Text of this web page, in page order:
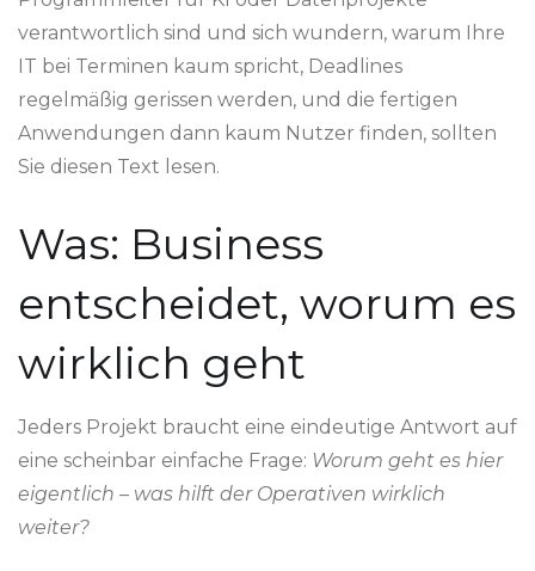
verantwortlich sind und sich wundern, warum Ihre
IT bei Terminen kaum spricht, Deadlines
regelmäßig gerissen werden, und die fertigen
Anwendungen dann kaum Nutzer finden, sollten
Sie diesen Text lesen.
Was: Business
entscheidet, worum es
wirklich geht
Jeders Projekt braucht eine eindeutige Antwort auf
eine scheinbar einfache Frage: Worum geht es hier
eigentlich – was hilft der Operativen wirklich
weiter?